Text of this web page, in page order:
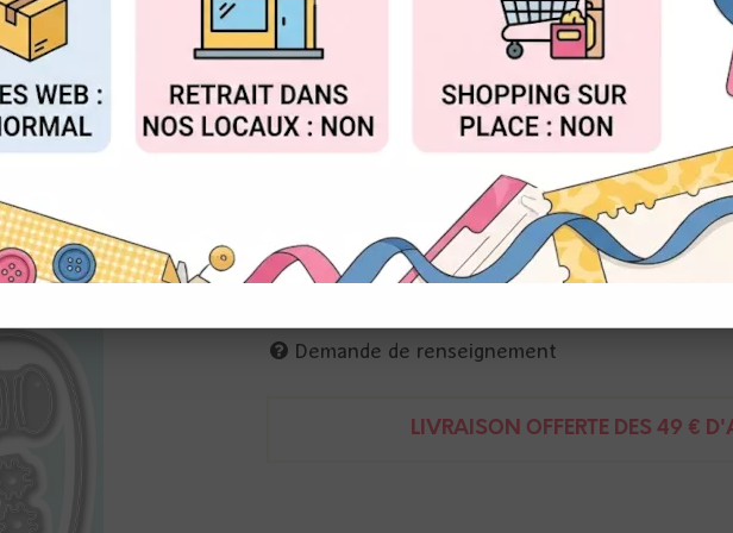
Réf. :CCL-FR-CD992
15 matrices de découpe
pour construire un épouvantail, fermier conducteur
Demande de renseignement
LIVRAISON OFFERTE DÈS 49 €
ACCEPTER TOUT